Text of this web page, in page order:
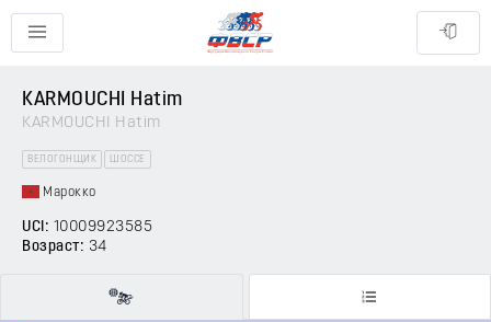
KARMOUCHI Hatim
KARMOUCHI Hatim
ВЕЛОГОНЩИК ШОССЕ
Марокко
UCI: 10009923585
Возраст: 34